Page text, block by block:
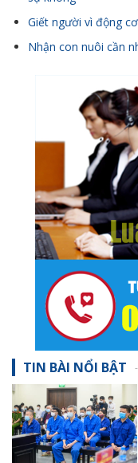
Giết người vì động
Nhận con nuôi cần
TIN BÀI NỔI BẬT